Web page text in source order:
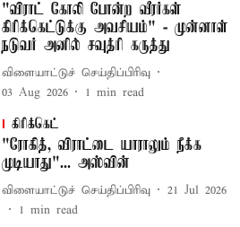
"விராட் கோலி போன்ற வீரர்கள்
கிரிக்கெட்டுக்கு அவசியம்" - முன்னாள்
நடுவர் அனில் சவுத்ரி கருத்து
விளையாட்டுச் செய்திப்பிரிவு
03 Aug 2026
1 min read
கிரிக்கெட்
"ரோகித், விராட்டை யாராலும் நீக்க
முடியாது"... அஸ்வின்
விளையாட்டுச் செய்திப்பிரிவு
21 Jul 2026
1 min read